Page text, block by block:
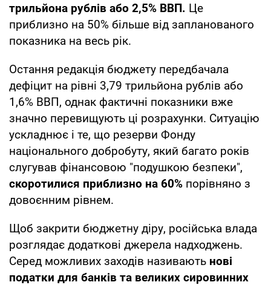
трильйона рублів або 2,5% ВВП. Це
приблизно на 50% більше від запланованого
показника на весь рік.
Остання редакція бюджету передбачала
дефіцит на рівні 3,79 трильйона рублів або
1,6% ВВП, однак фактичні показники вже
значно перевищують ці розрахунки. Ситуацію
ускладнює і те, що резерви Фонду
національного добробуту, який багато років
слугував фінансовою "подушкою безпеки",
скоротилися приблизно на 60% порівняно з
довоєнним рівнем.
Щоб закрити бюджетну діру, російська влада
розглядає додаткові джерела надходжень.
Серед можливих заходів називають нові
податки для банків та великих сировинних